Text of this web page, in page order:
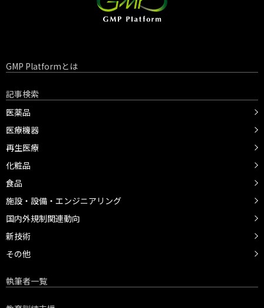
GMP Platformとは
記事検索
医薬品
医療機器
再生医療
化粧品
食品
施設・設備・エンジニアリング
国内外規制関連動向
新技術
その他
執筆者一覧